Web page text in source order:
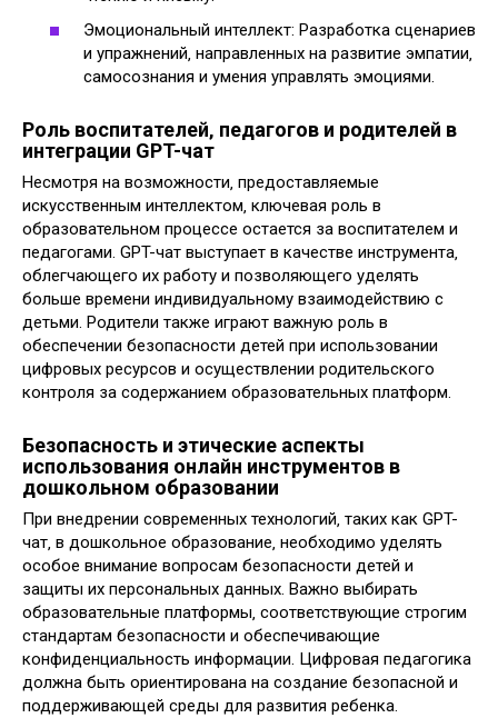
Эмоциональный интеллект: Разработка сценариев
и упражнений‚ направленных на развитие эмпатии‚
самосознания и умения управлять эмоциями.
Роль воспитателей‚ педагогов и родителей в
интеграции GPT-чат
Несмотря на возможности‚ предоставляемые
искусственным интеллектом‚ ключевая роль в
образовательном процессе остается за воспитателем и
педагогами. GPT-чат выступает в качестве инструмента‚
облегчающего их работу и позволяющего уделять
больше времени индивидуальному взаимодействию с
детьми. Родители также играют важную роль в
обеспечении безопасности детей при использовании
цифровых ресурсов и осуществлении родительского
контроля за содержанием образовательных платформ.
Безопасность и этические аспекты
использования онлайн инструментов в
дошкольном образовании
При внедрении современных технологий‚ таких как GPT-
чат‚ в дошкольное образование‚ необходимо уделять
особое внимание вопросам безопасности детей и
защиты их персональных данных. Важно выбирать
образовательные платформы‚ соответствующие строгим
стандартам безопасности и обеспечивающие
конфиденциальность информации. Цифровая педагогика
должна быть ориентирована на создание безопасной и
поддерживающей среды для развития ребенка.